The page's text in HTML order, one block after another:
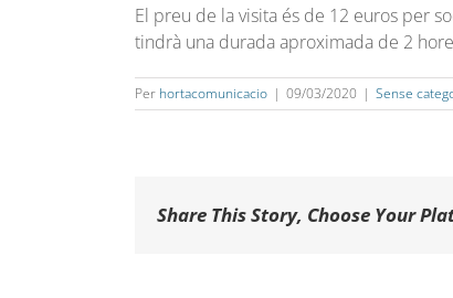
El preu de la visita és de 12 euros per
tindrà una durada aproximada de 2
Per hortacomunicacio | 09/03/2020 | Sense
Share This Story, Choose Your